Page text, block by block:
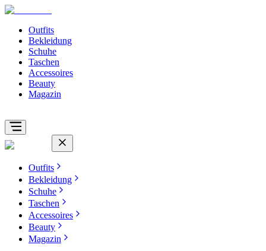
Outfits
Bekleidung
Schuhe
Taschen
Accessoires
Beauty
Magazin
Outfits
Bekleidung
Schuhe
Taschen
Accessoires
Beauty
Magazin